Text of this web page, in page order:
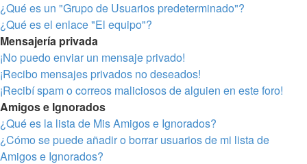
¿Qué es un "Grupo de Usuarios predeterminado"?
¿Qué es el enlace "El equipo"?
Mensajería privada
¡No puedo enviar un mensaje privado!
¡Recibo mensajes privados no deseados!
¡Recibí spam o correos maliciosos de alguien en este foro!
Amigos e Ignorados
¿Qué es la lista de Mis Amigos e Ignorados?
¿Cómo se puede añadir o borrar usuarios de mi lista de
Amigos e Ignorados?